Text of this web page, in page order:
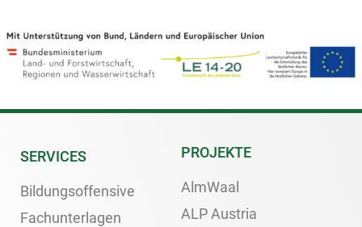
SERVICES
Bildungsoffensive
Fachunterlagen
PROJEKTE
AlmWaal
ALP Austria